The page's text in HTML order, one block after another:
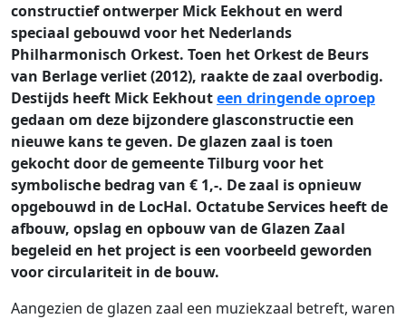
constructief ontwerper Mick Eekhout en werd
speciaal gebouwd voor het Nederlands
Philharmonisch Orkest. Toen het Orkest de Beurs
van Berlage verliet (2012), raakte de zaal overbodig.
Destijds heeft Mick Eekhouteen dringende oproep
gedaan om deze bijzondere glasconstructie een
nieuwe kans te geven. De glazen zaal is toen
gekocht door de gemeente Tilburg voor het
symbolische bedrag van € 1,-. De zaal is opnieuw
opgebouwd in de LocHal. Octatube Services heeft de
afbouw, opslag en opbouw van de Glazen Zaal
begeleid en het project is een voorbeeld geworden
voor circulariteit in de bouw.
Aangezien de glazen zaal een muziekzaal betreft, waren